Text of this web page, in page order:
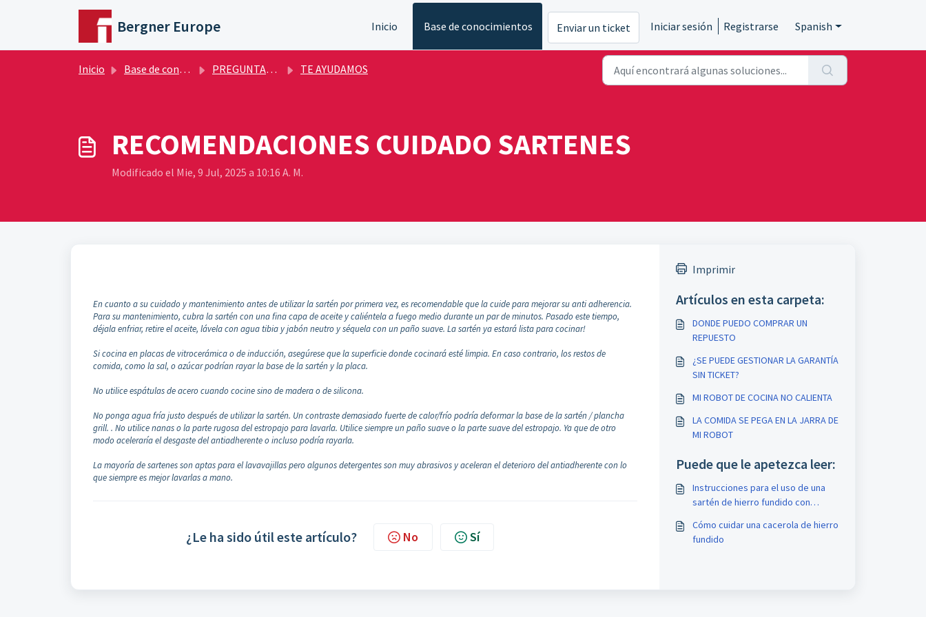
Saltar al contenido principal
Bergner Europe Inicio Base de conocimientos Enviar un ticket Iniciar sesión Registrarse Spanish
Inicio Base de conocimientos PREGUNTAS FRECUENTES TE AYUDAMOS
RECOMENDACIONES CUIDADO SARTENES
Modificado el Mie, 9 Jul, 2025 a 10:16 A. M.
En cuanto a su cuidado y mantenimiento antes de utilizar la sartén por primera vez, es recomendable que la cuide para mejorar su anti adherencia.
Para su mantenimiento, cubra la sartén con una fina capa de aceite y caliéntela a fuego medio durante un par de minutos. Pasado este tiempo,
déjala enfriar, retire el aceite, lávela con agua tibia y jabón neutro y séquela con un paño suave. La sartén ya estará lista para cocinar!
Si cocina en placas de vitrocerámica o de inducción, asegúrese que la superficie donde cocinará esté limpia. En caso contrario, los restos de
comida, como la sal, o azúcar podrían rayar la base de la sartén y la placa.
No utilice espátulas de acero cuando cocine sino de madera o de silicona.
No ponga agua fría justo después de utilizar la sartén. Un contraste demasiado fuerte de calor/frío podría deformar la base de la sartén / plancha
grill. . No utilice nanas o la parte rugosa del estropajo para lavarla. Utilice siempre un paño suave o la parte suave del estropajo. Ya que de otro
modo aceleraría el desgaste del antiadherente o incluso podría rayarla.
La mayoría de sartenes son aptas para el lavavajillas pero algunos detergentes son muy abrasivos y aceleran el deterioro del antiadherente con lo
que siempre es mejor lavarlas a mano.
¿Le ha sido útil este artículo? No Sí
Imprimir
Artículos en esta carpeta:
DONDE PUEDO COMPRAR UN
REPUESTO
¿SE PUEDE GESTIONAR LA GARANTÍA
SIN TICKET?
MI ROBOT DE COCINA NO CALIENTA
LA COMIDA SE PEGA EN LA JARRA DE
MI ROBOT
Puede que le apetezca leer:
Instrucciones para el uso de una
sartén de hierro fundido con
Cómo cuidar una cacerola de hierro
fundido